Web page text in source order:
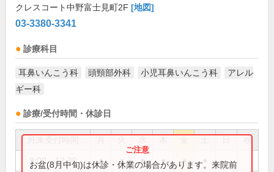
クレスコート中野富士見町2F [地図]
03-3380-3341
診療科目
耳鼻いんこう科 頭頸部外科 小児耳鼻いんこう科
アレル
ギー科
診療/受付時間・休診日
祝
9:00～12:30 ● ● ● ● ●
お盆(8月中旬)は休診・休業の場合があります。来院前